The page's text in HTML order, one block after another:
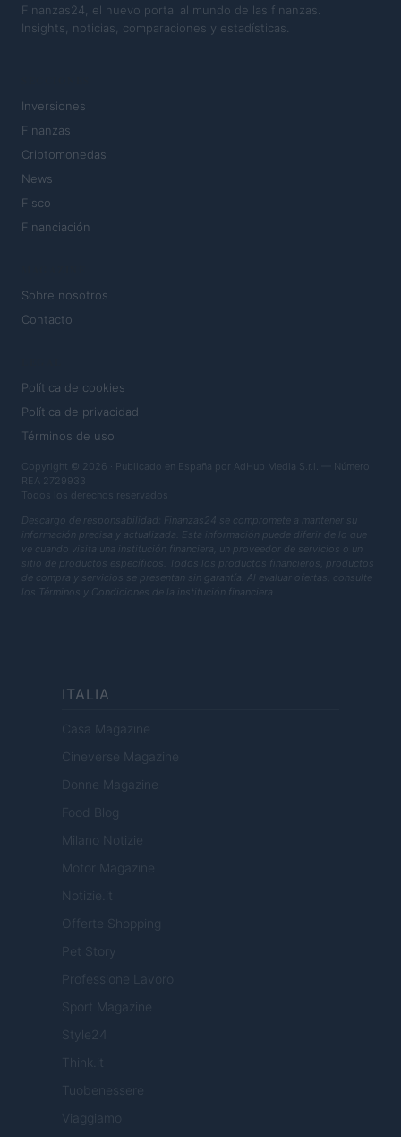
Finanzas24, el nuevo portal al mundo de las finanzas.
Insights, noticias, comparaciones y estadísticas.
Inversiones
Finanzas
Criptomonedas
News
Fisco
Financiación
Sobre nosotros
Contacto
Política de cookies
Política de privacidad
Términos de uso
Copyright © 2026 · Publicado en España por AdHub Media S.r.l. — Número
REA 2729933
Todos los derechos reservados
Descargo de responsabilidad: Finanzas24 se compromete a mantener su
información precisa y actualizada. Esta información puede diferir de lo que
ve cuando visita una institución financiera, un proveedor de servicios o un
sitio de productos específicos. Todos los productos financieros, productos
de compra y servicios se presentan sin garantía. Al evaluar ofertas, consulte
los Términos y Condiciones de la institución financiera.
ITALIA
Casa Magazine
Cineverse Magazine
Donne Magazine
Food Blog
Milano Notizie
Motor Magazine
Notizie.it
Offerte Shopping
Pet Story
Professione Lavoro
Sport Magazine
Style24
Think.it
Tuobenessere
Viaggiamo